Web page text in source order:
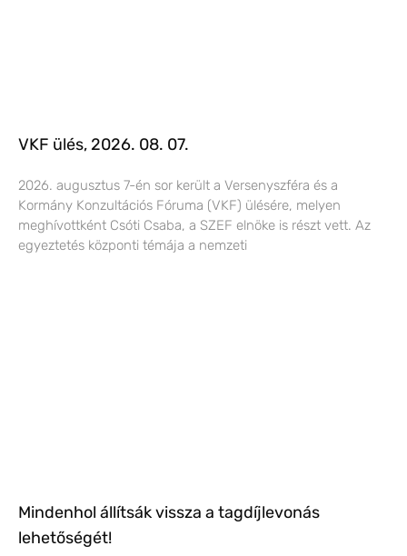
VKF ülés, 2026. 08. 07.
2026. augusztus 7-én sor került a Versenyszféra és a
Kormány Konzultációs Fóruma (VKF) ülésére, melyen
meghívottként Csóti Csaba, a SZEF elnöke is részt vett. Az
egyeztetés központi témája a nemzeti
Mindenhol állítsák vissza a tagdíjlevonás
lehetőségét!